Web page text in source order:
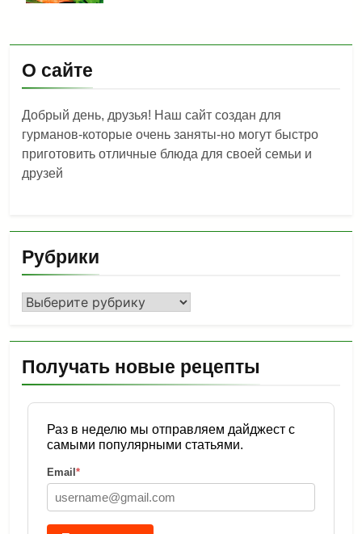
О сайте
Добрый день, друзья! Наш сайт создан для
гурманов-которые очень заняты-но могут быстро
приготовить отличные блюда для своей семьи и
друзей
Рубрики
Рубрики
Получать новые рецепты
Раз в неделю мы отправляем дайджест с
самыми популярными статьями.
Email *